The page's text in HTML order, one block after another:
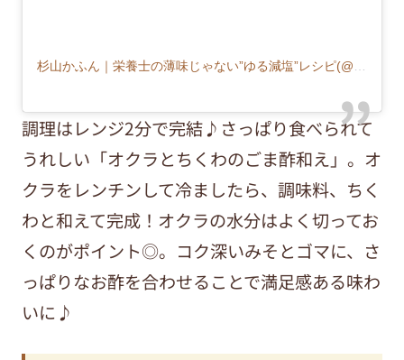
調理はレンジ2分で完結♪さっぱり食べられて
うれしい「オクラとちくわのごま酢和え」。オ
クラをレンチンして冷ましたら、調味料、ちく
わと和えて完成！オクラの水分はよく切ってお
くのがポイント◎。コク深いみそとゴマに、さ
っぱりなお酢を合わせることで満足感ある味わ
いに♪